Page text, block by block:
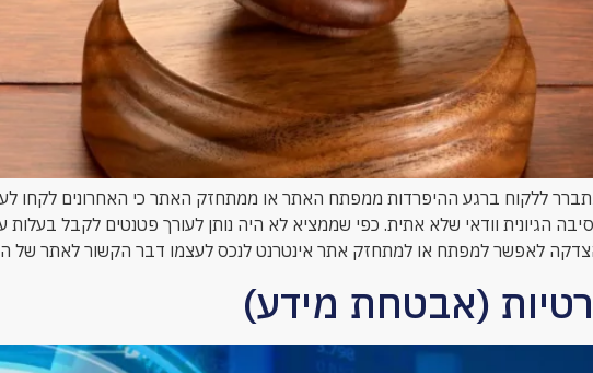
ללקוח ברגע ההיפרדות ממפתח האתר או ממתחזק האתר כי האחרונים לקחו
הגיונית וודאי שלא אתית. כפי שממציא לא היה נותן לעורך פטנטים לקבל
לאפשר למפתח או למתחזק אתר אינטרנט לנכס לעצמו דבר הקשור לאתר של
(אבטחת מידע)